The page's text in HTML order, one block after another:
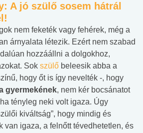
A jó szülő sosem hátrál
nem feketék vagy fehérek, még a
árnyalata létezik. Ezért nem szabad
hozzáállni a dolgokhoz,
Sok szülő beleesik abba a
hogy őt is így nevelték -, hogy
gyermekének, nem kér bocsánatot
tényleg neki volt igaza. Úgy
kiváltság”, hogy mindig és
van igaza, a felnőtt tévedhetetlen, és